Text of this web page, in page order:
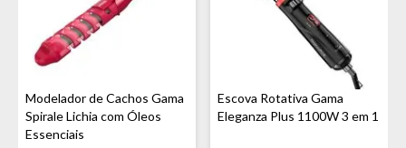
Modelador de Cachos Gama
Spirale Lichia com Óleos
Essenciais
Escova Rotativa Gama
Eleganza Plus 1100W 3 em 1